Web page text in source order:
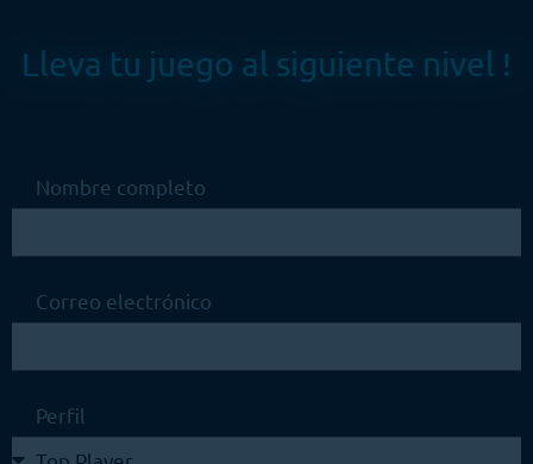
Lleva tu juego al siguiente nivel !
Nombre completo
Correo electrónico
Perfil